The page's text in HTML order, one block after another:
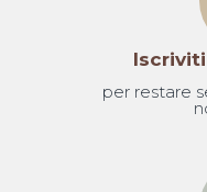
per restare